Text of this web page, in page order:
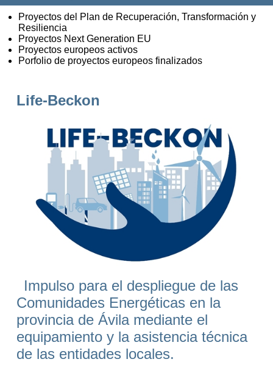
Proyectos del Plan de Recuperación, Transformación y
Resiliencia
Proyectos Next Generation EU
Proyectos europeos activos
Porfolio de proyectos europeos finalizados
Life-Beckon
Impulso para el despliegue de las
Comunidades Energéticas en la
provincia de Ávila mediante el
equipamiento y la asistencia técnica
de las entidades locales.